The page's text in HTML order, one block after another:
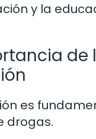
y la
de
es
drogas.